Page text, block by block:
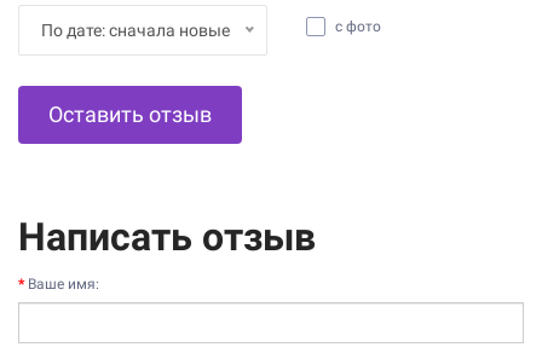
По дате: сначала новые с фото
Оставить отзыв
Написать отзыв
Ваше имя: